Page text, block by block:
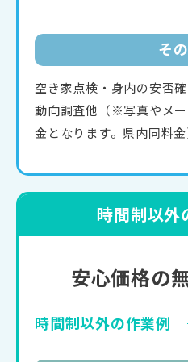
そ
空き家点検・身内の安否
動向調査他（※写真やメ
金となります。県内同料金
時間制以外
安心価格の
時間制以外の作業例